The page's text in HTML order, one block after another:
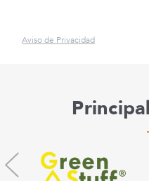
Aviso de Privacidad